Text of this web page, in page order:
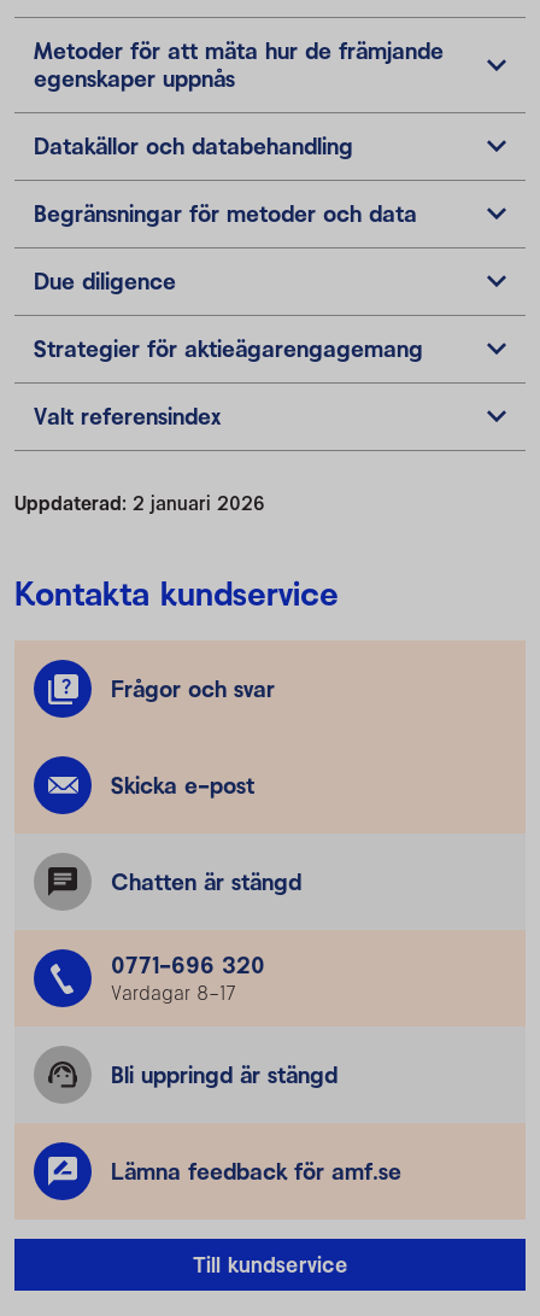
Metoder för att mäta hur de främjande
egenskaper uppnås
Datakällor och databehandling
Begränsningar för metoder och data
Due diligence
Strategier för aktieägarengagemang
Valt referensindex
Uppdaterad: 2 januari 2026
Kontakta kundservice
Frågor och svar
Skicka e-post
Chatten är stängd
0771-696 320
Vardagar 8–17
Bli uppringd är stängd
Lämna feedback för amf.se
Till kundservice